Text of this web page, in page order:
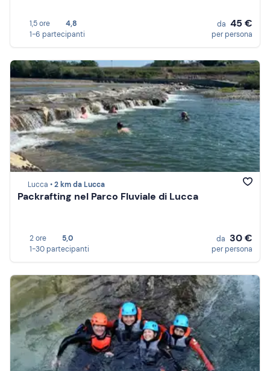
1,5 ore
4,8
1-6 partecipanti
da 45 €
per persona
Lucca •2 km da Lucca
Packrafting nel Parco Fluviale di Lucca
2 ore
5,0
1-30 partecipanti
da 30 €
per persona